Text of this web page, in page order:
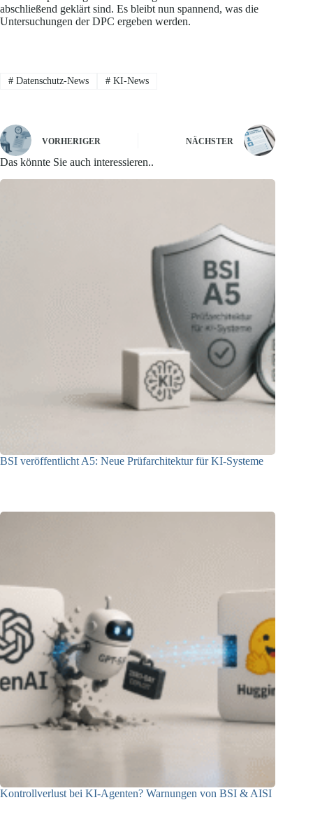
abschließend geklärt sind. Es bleibt nun spannend, was die
Untersuchungen der DPC ergeben werden.
#Datenschutz-News #KI-News
VORHERIGER NÄCHSTER
Das könnte Sie auch interessieren..
BSI veröffentlicht A5: Neue Prüfarchitektur für KI-Systeme
Kontrollverlust bei KI-Agenten? Warnungen von BSI & AISI